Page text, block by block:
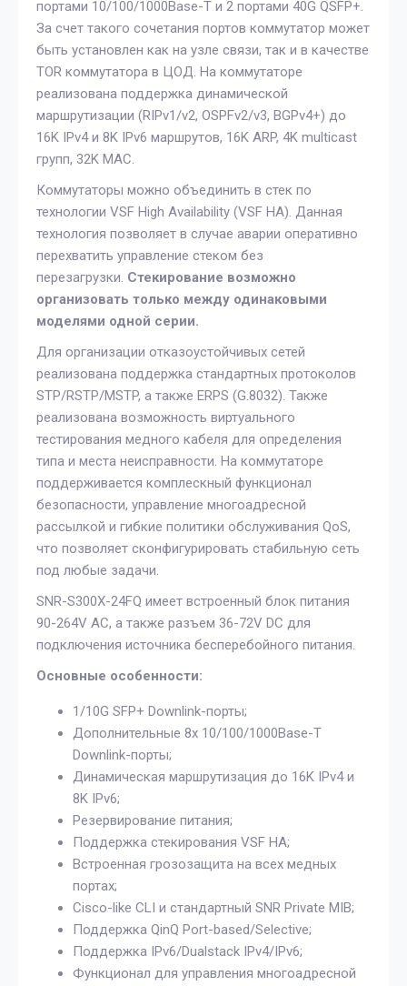
портами 10/100/1000Base-T и 2 портами 40G QSFP+.
За счет такого сочетания портов коммутатор может
быть установлен как на узле связи, так и в качестве
TOR коммутатора в ЦОД. На коммутаторе
реализована поддержка динамической
маршрутизации (RIPv1/v2, OSPFv2/v3, BGPv4+) до
16K IPv4 и 8K IPv6 маршрутов, 16K ARP, 4K multicast
групп, 32K MAC.
Коммутаторы можно объединить в стек по
технологии VSF High Availability (VSF HA). Данная
технология позволяет в случае аварии оперативно
перехватить управление стеком без
перезагрузки. Стекирование возможно
организовать только между одинаковыми
моделями одной серии.
Для организации отказоустойчивых сетей
реализована поддержка стандартных протоколов
STP/RSTP/MSTP, а также ERPS (G.8032). Также
реализована возможность виртуального
тестирования медного кабеля для определения
типа и места неисправности. На коммутаторе
поддерживается комплескный функционал
безопасности, управление многоадресной
рассылкой и гибкие политики обслуживания QoS,
что позволяет сконфигурировать стабильную сеть
под любые задачи.
SNR-S300X-24FQ имеет встроенный блок питания
90-264V AC, а также разъем 36-72V DC для
подключения источника бесперебойного питания.
Основные особенности:
1/10G SFP+ Downlink-порты;
Дополнительные 8x 10/100/1000Base-T
Downlink-порты;
Динамическая маршрутизация до 16K IPv4 и
8K IPv6;
Резервирование питания;
Поддержка стекирования VSF HA;
Встроенная грозозащита на всех медных
портах;
Cisco-like CLI и стандартный SNR Private MIB;
Поддержка QinQ Port-based/Selective;
Поддержка IPv6/Dualstack IPv4/IPv6;
Функционал для управления многоадресной